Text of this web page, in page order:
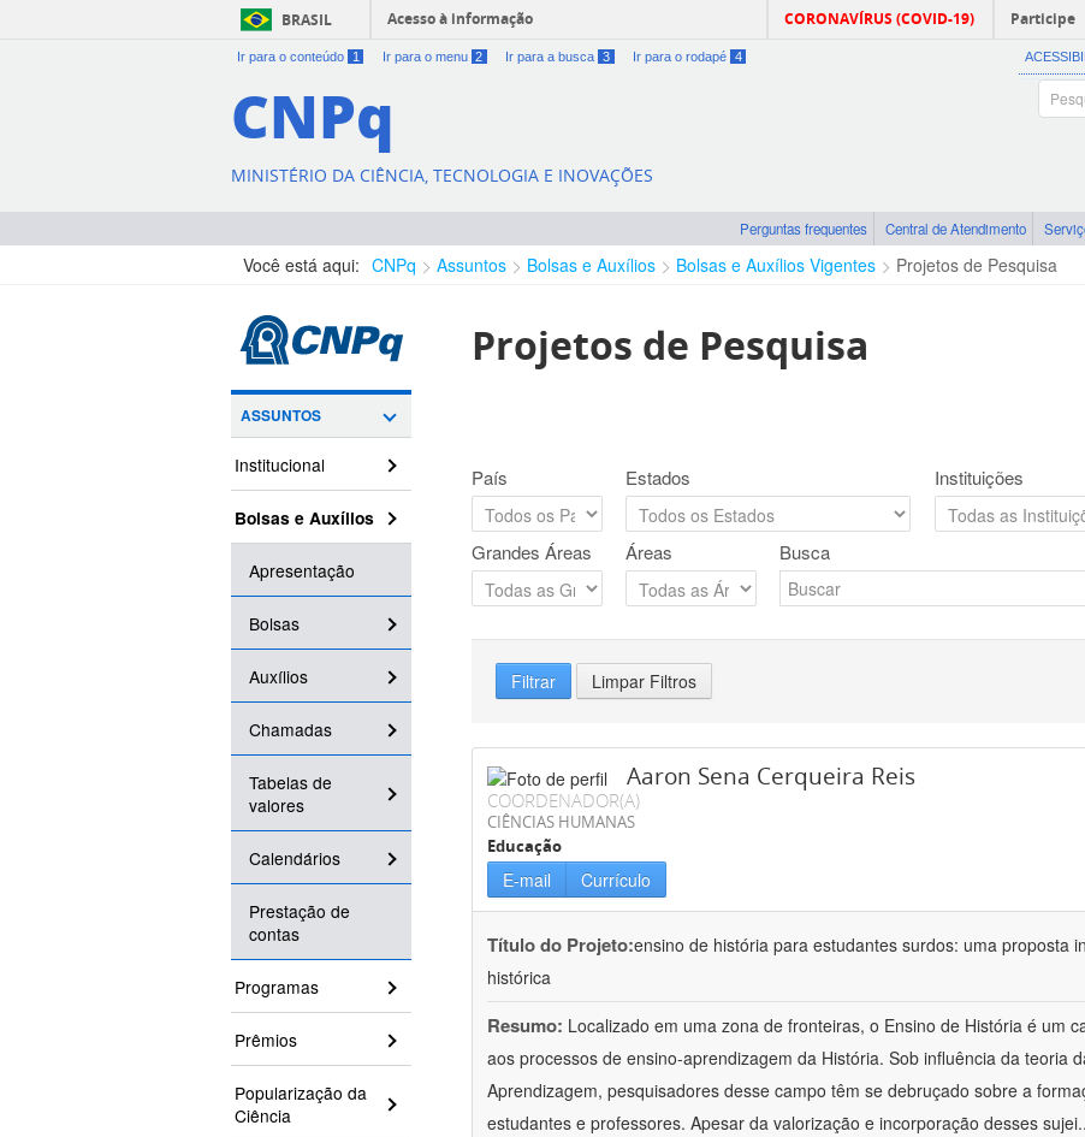
BRASIL Acesso à informação CORONAVÍRUS (COVID-19) Participe
Ir para o conteúdo 1 Ir para o menu 2 Ir para a busca 3 Ir para o rodapé 4
CNPq
MINISTÉRIO DA CIÊNCIA, TECNOLOGIA E INOVAÇÕES
Perguntas frequentes Central de Atendimento
Você está aqui: CNPq Assuntos Bolsas e Auxílios Bolsas e Auxílios Vigentes Projetos de Pesquisa
ASSUNTOS
Institucional
Bolsas e Auxílios
Apresentação
Bolsas
Auxílios
Chamadas
Tabelas de
valores
Calendários
Prestação de
contas
Programas
Prêmios
Popularização da
Ciência
Projetos de Pesquisa
País Estados Instituições
Grandes Áreas Áreas Busca
Filtrar Limpar Filtros
Aaron Sena Cerqueira Reis
COORDENADOR(A)
CIÊNCIAS HUMANAS
Educação
E-mail Currículo
Título do Projeto:ensino de história para estudantes surdos: uma proposta
histórica
Resumo: Localizado em uma zona de fronteiras, o Ensino de História é um
aos processos de ensino-aprendizagem da História. Sob influência da teoria
Aprendizagem, pesquisadores desse campo têm se debruçado sobre a
estudantes e professores. Apesar da valorização e incorporação desses sujei